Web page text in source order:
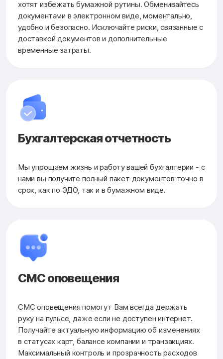
хотят избежать бумажной рутины. Обменивайтесь
документами в электронном виде, моментально,
удобно и безопасно. Исключайте риски, связанные с
доставкой документов и дополнительные
временные затраты.
Бухгалтерскаяотчетность
Мы упрощаем жизнь и работу вашей бухгалтерии - с
нами вы получите полный пакет документов точно в
срок, как по ЭДО, так и в бумажном виде.
СМС оповещения
СМС оповещения помогут Вам всегда держать
руку на пульсе, даже если не доступен интернет.
Получайте актуальную информацию об изменениях
в статусах карт, балансе компании и транзакциях.
Максимальный контроль и прозрачность расходов